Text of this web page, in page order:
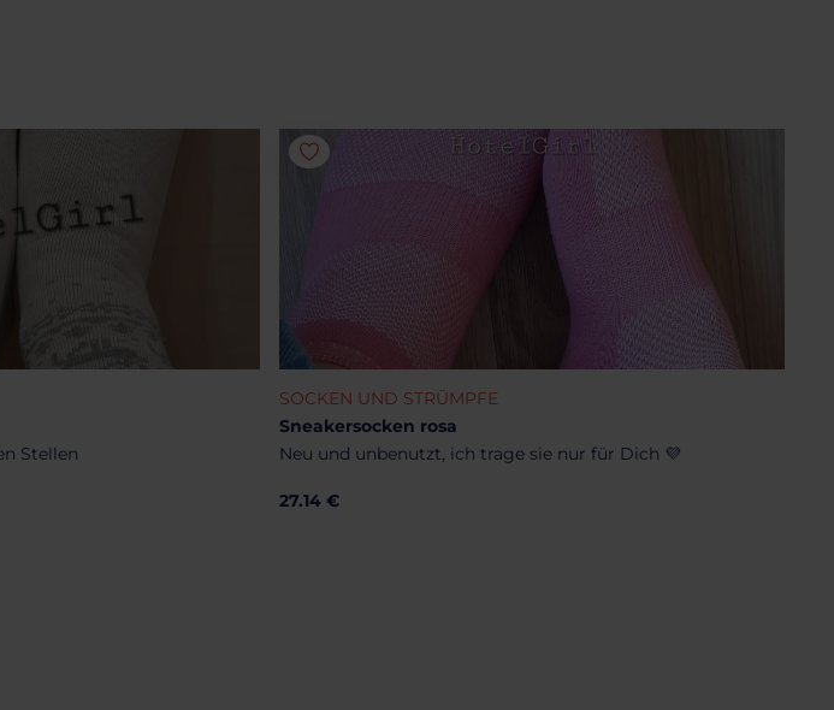
Stellen
SOCKEN UND STRÜMPFE
Sneakersocken rosa
Neu und unbenutzt, ich trage sie nur für Dich 💜
27.14 €